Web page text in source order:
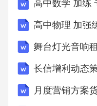
高中物理 加
舞台灯光音响
月度营销方案